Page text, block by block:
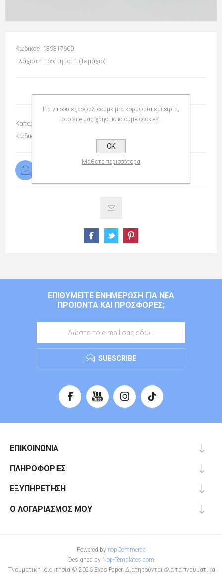
Κωδικός: 139317600
Ελάχιστη Ποσότητα: 1 (Τεμάχιο)
Κατασκευαστής: I-TOTAL
Κωδικός προϊόντος:
ΕΠΙΘΥΜΕΊΤΕ ΕΝΗΜΈΡΩΣΗ ΓΙΑ ΝΈΑ
ΠΡΟΙΌΝΤΑ ΚΑΙ ΠΡΟΣΦΟΡΈΣ;
SUBSCRIBE
ΕΠΙΚΟΙΝΩΝΊΑ
ΠΛΗΡΟΦΟΡΊΕΣ
ΕΞΥΠΗΡΈΤΗΣΗ
Ο ΛΟΓΑΡΙΑΣΜΌΣ ΜΟΥ
Powered by nopCommerce
Designed by Nop-Templates.com
Πνευματική ιδιοκτησία © 2026 Exas Paper. Διατηρούνται όλα τα πνευματικά
Για να σου εξασφαλίσουμε μια κορυφαία εμπειρία,
στο site μας χρησιμοποιούμε cookies.
OK
Μάθετε περισσότερα